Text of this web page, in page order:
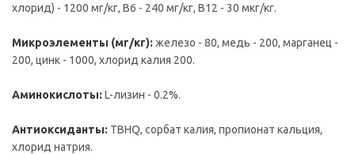
хлорид) - 1200 мг/кг, B6 - 240 мг/кг, B12 - 30 мкг/кг.
Микроэлементы (мг/кг): железо - 80, медь - 200, марганец -
200, цинк - 1000, хлорид калия 200.
Аминокислоты: L-лизин - 0.2%.
Антиоксиданты: TBHQ, сорбат калия, пропионат кальция,
хлорид натрия.